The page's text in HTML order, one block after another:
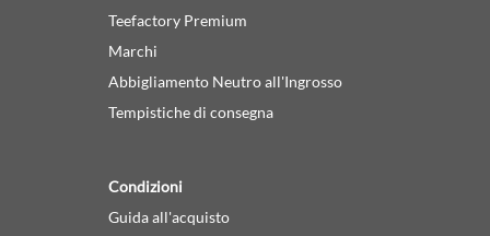
Teefactory Premium
Marchi
Abbigliamento Neutro all'Ingrosso
Tempistiche di consegna
Condizioni
Guida all'acquisto